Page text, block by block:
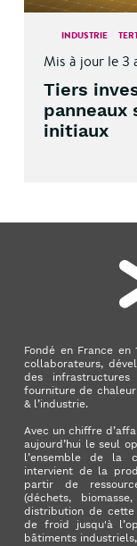
INDUSTRIE
Mis à jour le 3
Tiers
panneaux
initiaux
Fondé en France
collaborateurs,
des
fourniture de
& l’industrie.
Avec un chiffre
aujourd’hui le seul
l’ensemble de la
intervient de la
partir de
(déchets,
distribution de
de froid jusqu'à
bâtiments